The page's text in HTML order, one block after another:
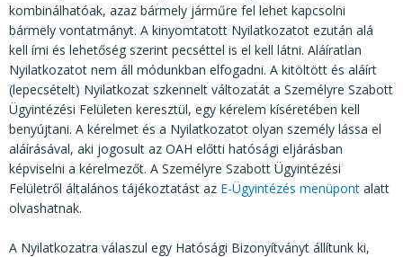
KÖZÉRDEKŰ ADATOK
JOGI SZABÁLYOZÁS, ÚTMUTATÓK
KIADVÁNYOK, JELENTÉSEK
NYOMTATVÁNYOK, SZOFTVEREK
E-ÜGYINTÉZÉS
kombinálhatóak, azaz bármely járműre fel lehet kapcsolni
bármely vontatmányt. A kinyomtatott Nyilatkozatot ezután alá
kell írni és lehetőség szerint pecséttel is el kell látni. Aláíratlan
Nyilatkozatot nem áll módunkban elfogadni. A kitöltött és aláírt
(lepecsételt) Nyilatkozat szkennelt változatát a Személyre Szabott
Ügyintézési Felületen keresztül, egy kérelem kíséretében kell
benyújtani. A kérelmet és a Nyilatkozatot olyan személy lássa el
aláírásával, aki jogosult az OAH előtti hatósági eljárásban
képviselni a kérelmezőt. A Személyre Szabott Ügyintézési
Felületről általános tájékoztatást az E-Ügyintézés menüpont alatt
olvashatnak.
A Nyilatkozatra válaszul egy Hatósági Bizonyítványt állítunk ki,